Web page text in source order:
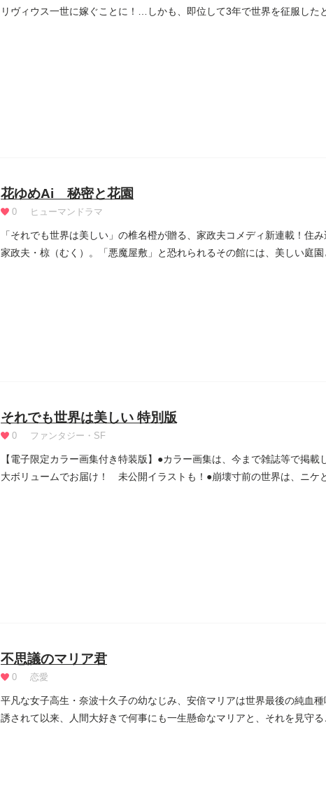
リヴィウス一世に嫁ぐことに！…しかも、即位して3年で世界を征服した
花ゆめAi 秘密と花園
0 ヒューマンドラマ
「それでも世界は美しい」の椎名橙が贈る、家政夫コメディ新連載！住
家政夫・椋（むく）。「悪魔屋敷」と恐れられるその館には、美しい庭
それでも世界は美しい 特別版
0 ファンタジー・SF
【電子限定カラー画集付き特装版】●カラー画集は、今まで雑誌等で掲
大ボリュームでお届け！ 未公開イラストも！●崩壊寸前の世界は、ニケ
不思議のマリア君
0 恋愛
平凡な女子高生・奈波十久子の幼なじみ、安倍マリアは世界最後の純血
誘されて以来、人間大好きで何事にも一生懸命なマリアと、それを見守